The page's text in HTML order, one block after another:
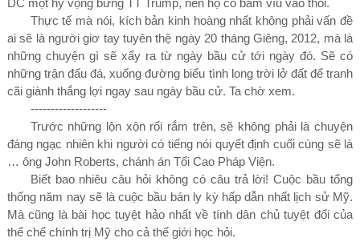
DC một hy vọng bứng TT Trump, nên họ cố bám víu vào thôi.
Thực tế mà nói, kích bản kinh hoàng nhất không phải vấn đề
ai sẽ là người giơ tay tuyên thệ ngày 20 tháng Giêng, 2012, mà là
những chuyện gì sẽ xẩy ra từ ngày bầu cử tới ngày đó. Sẽ có
những trận đấu đá, xuống đường biểu tình long trời lở đất để tranh
cãi giành thắng lợi ngay sau ngày bầu cử. Ta chờ xem.
-------------------
Trước những lộn xộn rối rắm trên, sẽ không phải là chuyện
đáng ngạc nhiên khi người có tiếng nói quyết định cuối cùng sẽ là
… ông John Roberts, chánh án Tối Cao Pháp Viện.
Biết bao nhiêu câu hỏi không có câu trả lời! Cuộc bầu tổng
thống năm nay sẽ là cuộc bầu bán ly kỳ hấp dẫn nhất lịch sử Mỹ.
Mà cũng là bài học tuyệt hảo nhất về tính dân chủ tuyệt đối của
thể chế chính trị Mỹ cho cả thế giới học hỏi.